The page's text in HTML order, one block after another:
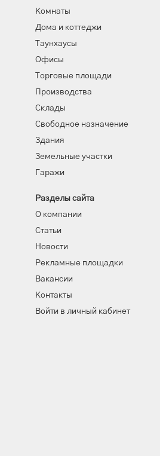
Комнаты
Дома и коттеджи
Таунхаусы
Офисы
Торговые площади
Производства
Склады
Свободное назначение
Здания
Земельные участки
Гаражи
Разделы сайта
О компании
Статьи
Новости
Рекламные площадки
Вакансии
Контакты
Войти в личный кабинет